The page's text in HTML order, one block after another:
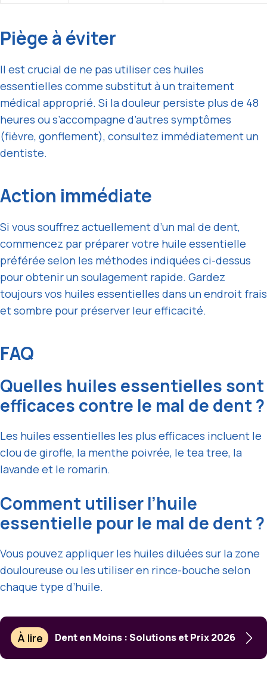
Piège à éviter
Il est crucial de ne pas utiliser ces huiles
essentielles comme substitut à un traitement
médical approprié. Si la douleur persiste plus de 48
heures ou s’accompagne d’autres symptômes
(fièvre, gonflement), consultez immédiatement un
dentiste.
Action immédiate
Si vous souffrez actuellement d’un mal de dent,
commencez par préparer votre huile essentielle
préférée selon les méthodes indiquées ci-dessus
pour obtenir un soulagement rapide. Gardez
toujours vos huiles essentielles dans un endroit frais
et sombre pour préserver leur efficacité.
FAQ
Quelles huiles essentielles sont
efficaces contre le mal de dent ?
Les huiles essentielles les plus efficaces incluent le
clou de girofle, la menthe poivrée, le tea tree, la
lavande et le romarin.
Comment utiliser l’huile
essentielle pour le mal de dent ?
Vous pouvez appliquer les huiles diluées sur la zone
douloureuse ou les utiliser en rince-bouche selon
chaque type d’huile.
À lire Dent en Moins : Solutions et Prix 2026